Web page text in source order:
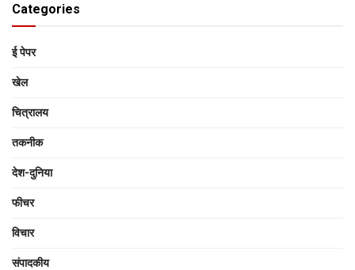
Categories
ई पेपर
खेल
चित्रालय
तकनीक
देश-दुनिया
फीचर
विचार
संपादकीय